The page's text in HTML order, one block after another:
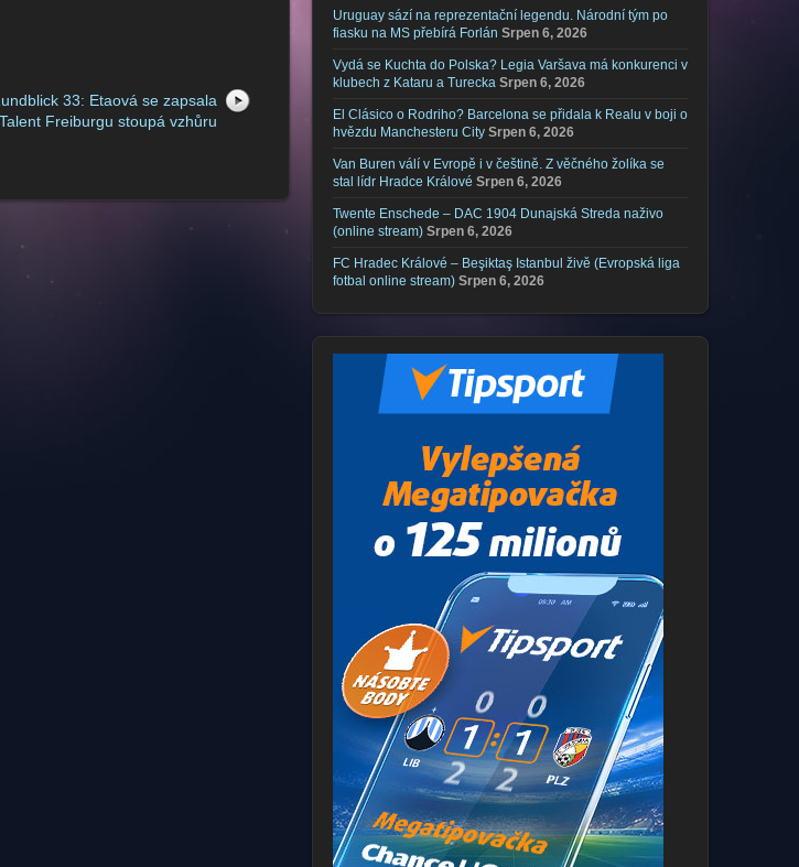
33: Etaová se zapsala
Freiburgu stoupá vzhůru
Uruguay sází na reprezentační legendu. Národní tým po
fiasku na MS přebírá Forlán Srpen 6, 2026
Vydá se Kuchta do Polska? Legia Varšava má konkurenci v
klubech z Kataru a Turecka Srpen 6, 2026
El Clásico o Rodriho? Barcelona se přidala k Realu v boji o
hvězdu Manchesteru City Srpen 6, 2026
Van Buren válí v Evropě i v češtině. Z věčného žolíka se
stal lídr Hradce Králové Srpen 6, 2026
Twente Enschede – DAC 1904 Dunajská Streda naživo
(online stream) Srpen 6, 2026
FC Hradec Králové – Beşiktaş Istanbul živě (Evropská liga
fotbal online stream) Srpen 6, 2026